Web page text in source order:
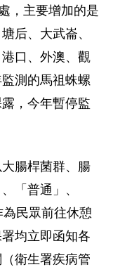
，主要增加的是
后、大武崙、
口、外澳、觀
測的馬祖蛛螺
，今年暫停監
腸桿菌群、腸
「普通」、
為民眾前往休憩
均立即函知各
衛生署疾病管